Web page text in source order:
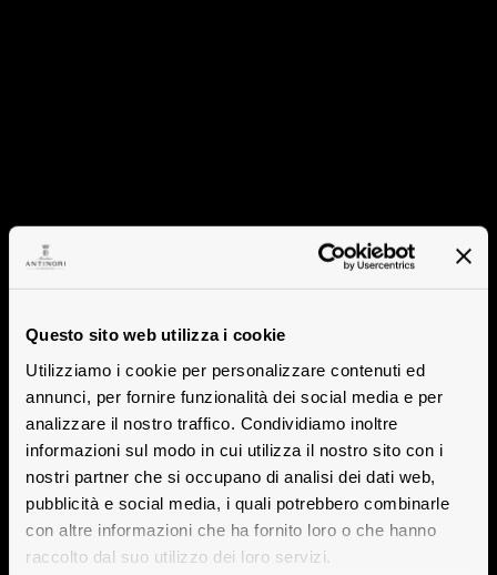
Questo sito web utilizza i cookie
Utilizziamo i cookie per personalizzare contenuti ed
annunci, per fornire funzionalità dei social media e per
analizzare il nostro traffico. Condividiamo inoltre
informazioni sul modo in cui utilizza il nostro sito con i
nostri partner che si occupano di analisi dei dati web,
pubblicità e social media, i quali potrebbero combinarle
con altre informazioni che ha fornito loro o che hanno
raccolto dal suo utilizzo dei loro servizi.